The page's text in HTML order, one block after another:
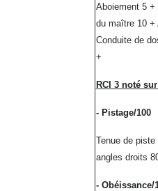
Aboiement 5 +
du maître 10 +
Conduite de
+
RCI 3 noté
- Pistage/100
Tenue de
angles droits
- Obéissance/